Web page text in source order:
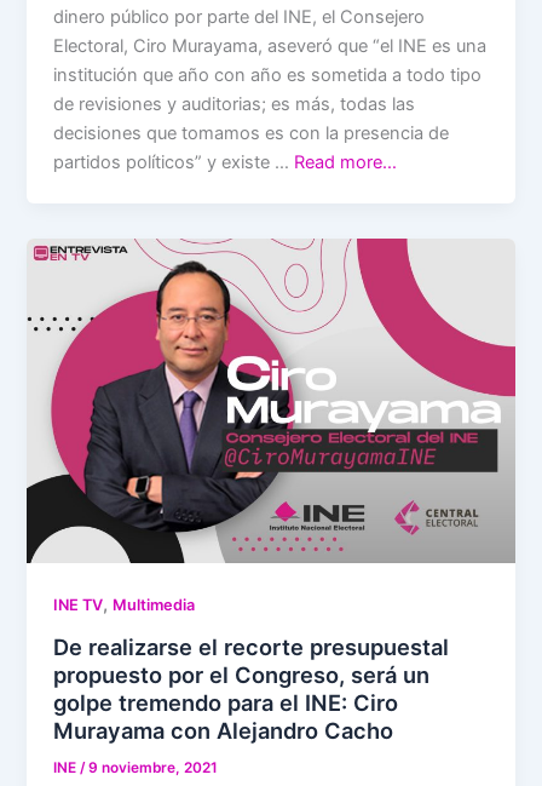
dinero público por parte del INE, el Consejero
Electoral, Ciro Murayama, aseveró que “el INE es una
institución que año con año es sometida a todo tipo
de revisiones y auditorias; es más, todas las
decisiones que tomamos es con la presencia de
partidos políticos” y existe … Read more…
INE TV, Multimedia
De realizarse el recorte presupuestal
propuesto por el Congreso, será un
golpe tremendo para el INE: Ciro
Murayama con Alejandro Cacho
INE/9 noviembre, 2021